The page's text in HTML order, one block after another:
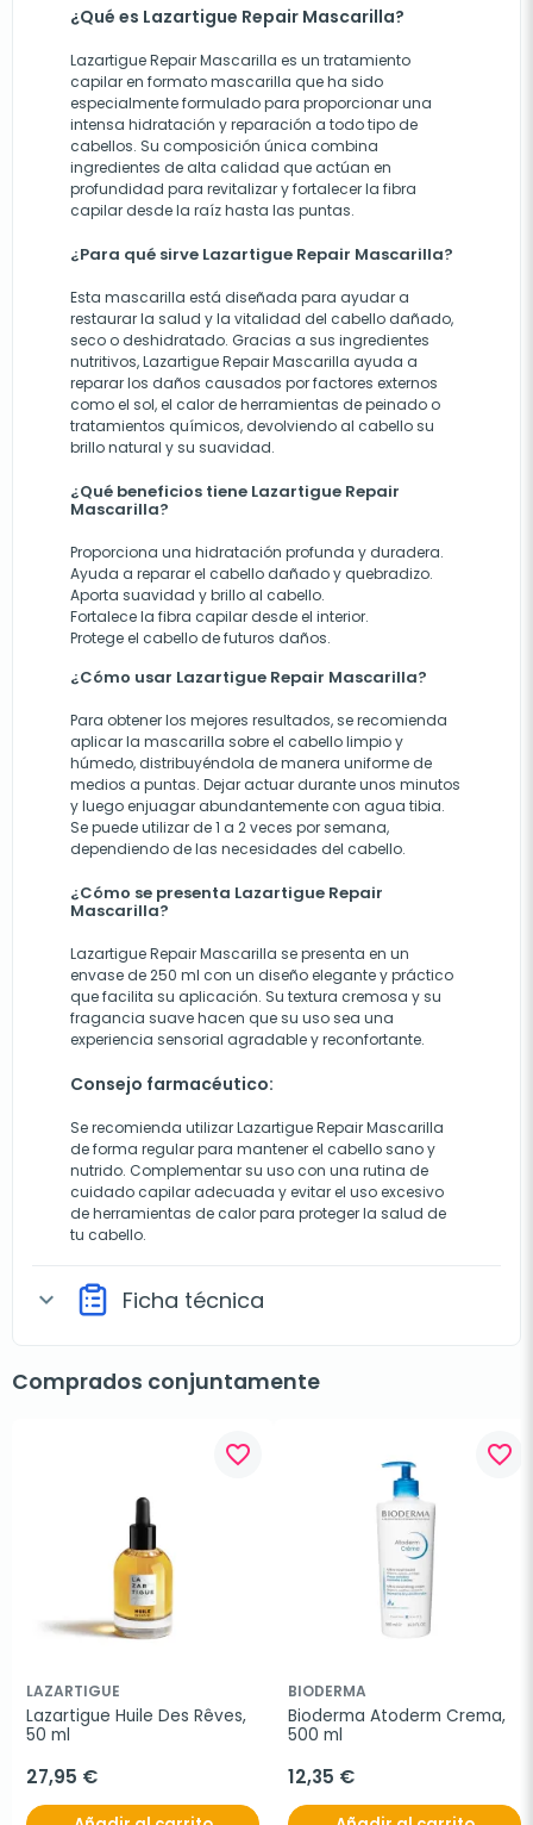
¿Qué es Lazartigue Repair Mascarilla?
Lazartigue Repair Mascarilla es un tratamiento
capilar en formato mascarilla que ha sido
especialmente formulado para proporcionar una
intensa hidratación y reparación a todo tipo de
cabellos. Su composición única combina
ingredientes de alta calidad que actúan en
profundidad para revitalizar y fortalecer la fibra
capilar desde la raíz hasta las puntas.
¿Para qué sirve Lazartigue Repair Mascarilla?
Esta mascarilla está diseñada para ayudar a
restaurar la salud y la vitalidad del cabello dañado,
seco o deshidratado. Gracias a sus ingredientes
nutritivos, Lazartigue Repair Mascarilla ayuda a
reparar los daños causados por factores externos
como el sol, el calor de herramientas de peinado o
tratamientos químicos, devolviendo al cabello su
brillo natural y su suavidad.
¿Qué beneficios tiene Lazartigue Repair
Mascarilla?
Proporciona una hidratación profunda y duradera.
Ayuda a reparar el cabello dañado y quebradizo.
Aporta suavidad y brillo al cabello.
Fortalece la fibra capilar desde el interior.
Protege el cabello de futuros daños.
¿Cómo usar Lazartigue Repair Mascarilla?
Para obtener los mejores resultados, se recomienda
aplicar la mascarilla sobre el cabello limpio y
húmedo, distribuyéndola de manera uniforme de
medios a puntas. Dejar actuar durante unos minutos
y luego enjuagar abundantemente con agua tibia.
Se puede utilizar de 1 a 2 veces por semana,
dependiendo de las necesidades del cabello.
¿Cómo se presenta Lazartigue Repair
Mascarilla?
Lazartigue Repair Mascarilla se presenta en un
envase de 250 ml con un diseño elegante y práctico
que facilita su aplicación. Su textura cremosa y su
fragancia suave hacen que su uso sea una
experiencia sensorial agradable y reconfortante.
Consejo farmacéutico:
Se recomienda utilizar Lazartigue Repair Mascarilla
de forma regular para mantener el cabello sano y
nutrido. Complementar su uso con una rutina de
cuidado capilar adecuada y evitar el uso excesivo
de herramientas de calor para proteger la salud de
tu cabello.
expand_more Ficha técnica
Comprados conjuntamente
favorite_border
LAZARTIGUE
Lazartigue Huile Des Rêves,
50 ml
27,95 €
favorite_border
BIODERMA
Bioderma Atoderm Crema,
500 ml
12,35 €